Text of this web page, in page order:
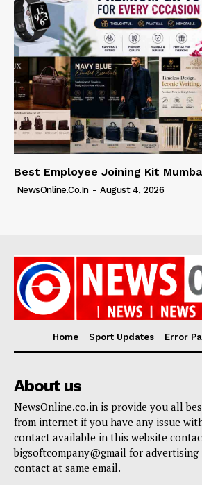
Best Employee Joining Kit
NewsOnline.co.in - August 4, 2026
Home Sport Updates Error
About us
NewsOnline.co.in is provide you all
from internet if you have any issue
contact available in this website
bigsoftcompany@gmail for advertising
contact at same email.